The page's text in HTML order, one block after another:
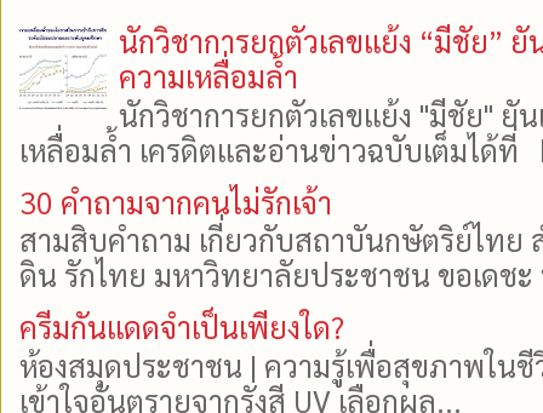
นักวิชาการยกตัวเลขแย้ง “มีชัย”
ความเหลื่อมล้ำ
นักวิชาการยกตัวเลขแย้ง "มีชัย" ยั
เหลื่อมล้ำ เครดิตและอ่านข่าวฉบับเต็มได้
30 คำถามจากคนไม่รักเจ้า
สามสิบคำถาม เกี่ยวกับสถาบันกษัตริย์ไทย
ดิน รักไทย มหาวิทยาลัยประชาชน ขอเดช
ครีมกันแดดจำเป็นเพียงใด?
ห้องสมุดประชาชน | ความรู้เพื่อสุขภาพใน
เข้าใจอันตรายจากรังสี UV เลือกผล...